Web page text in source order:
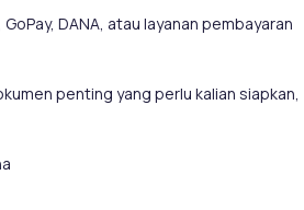
DANA, atau layanan pembayaran
penting yang perlu kalian siapkan,